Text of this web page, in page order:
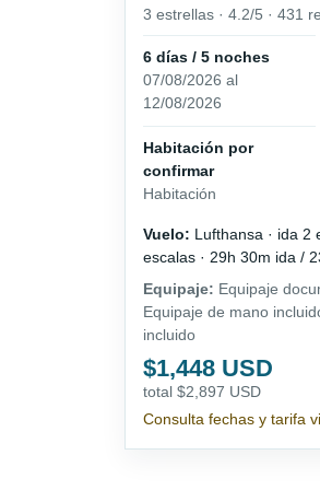
3 estrellas · 4.2/5 · 431
6 días / 5 noches
07/08/2026 al
12/08/2026
Habitación por
confirmar
Habitación
Vuelo: Lufthansa · ida 2
escalas · 29h 30m ida /
Equipaje: Equipaje
Equipaje de mano
incluido
$1,448 USD
total $2,897 USD
Consulta fechas y tarifa